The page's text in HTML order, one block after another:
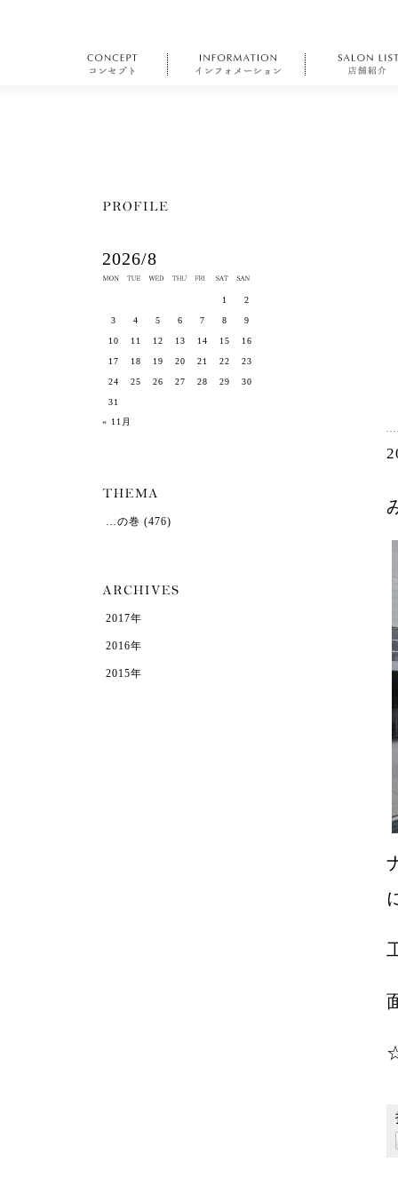
2026/8
« 11月
1 2
3 4 5 6 7 8 9
10 11 12 13 14 15 16
17 18 19 20 21 22 23
24 25 26 27 28 29 30
31
…の巻 (476)
2017年
2016年
2015年